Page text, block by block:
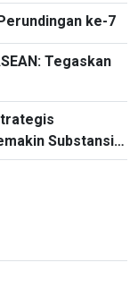
ke-7
Tegaskan
Substansial